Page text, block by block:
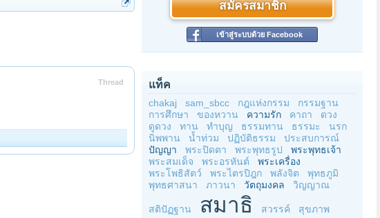
Thread
สมัครสมาชิก
เข้าสู่ระบบด้วย Facebook
แท็ค
chakaj sam_sbcc กฎแห่งกรรม
กรรมฐาน
การศึกษา
ของหวาน ความรัก คาถา
ดวง
ดูดวง
ทาน ทำบุญ ธรรมทาน ธรรมะ
นรก
นิพพาน
น้ำท่วม ปฏิบัติธรรม
ประสบการณ์
ปัญญา
พระปิดตา พระพุทธรูป
พระพุทธเจ้า
พระสมเด็จ
พระอรหันต์
พระเครื่อง
พระโพธิสัตว์
พระไตรปิฎก พลังจิต
พุทธภูมิ
พุทธศาสนา
ภาวนา วัตถุมงคล วิญญาณ
สติปัฏฐาน สมาธิ สวรรค์
สุขภาพ